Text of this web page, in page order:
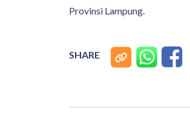
Provinsi Lampung.
SHARE